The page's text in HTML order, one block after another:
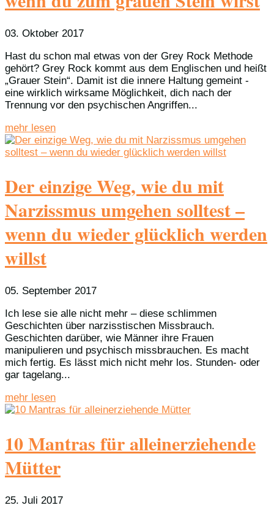
03. Oktober 2017
Hast du schon mal etwas von der Grey Rock Methode
gehört? Grey Rock kommt aus dem Englischen und heißt
„Grauer Stein“. Damit ist die innere Haltung gemeint -
eine wirklich wirksame Möglichkeit, dich nach der
Trennung vor den psychischen Angriffen...
mehr lesen
Der einzige Weg, wie du mit
Narzissmus umgehen solltest –
wenn du wieder glücklich werden
willst
05. September 2017
Ich lese sie alle nicht mehr – diese schlimmen
Geschichten über narzisstischen Missbrauch.
Geschichten darüber, wie Männer ihre Frauen
manipulieren und psychisch missbrauchen. Es macht
mich fertig. Es lässt mich nicht mehr los. Stunden- oder
gar tagelang...
mehr lesen
10 Mantras für alleinerziehende
Mütter
25. Juli 2017